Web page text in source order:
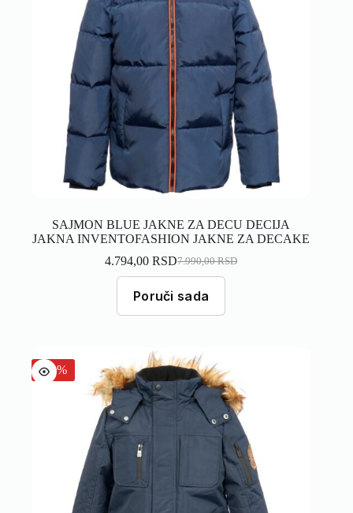
SAJMON BLUE JAKNE ZA DECU DECIJA
JAKNA INVENTOFASHION JAKNE ZA DECAKE
7.990,00RSD
4.794,00RSD
Poruči sada
-50%